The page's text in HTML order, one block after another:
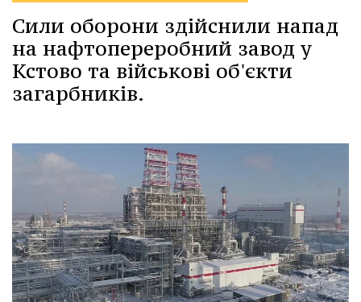
Сили оборони здійснили напад
на нафтопереробний завод у
Кстово та військові об'єкти
загарбників.